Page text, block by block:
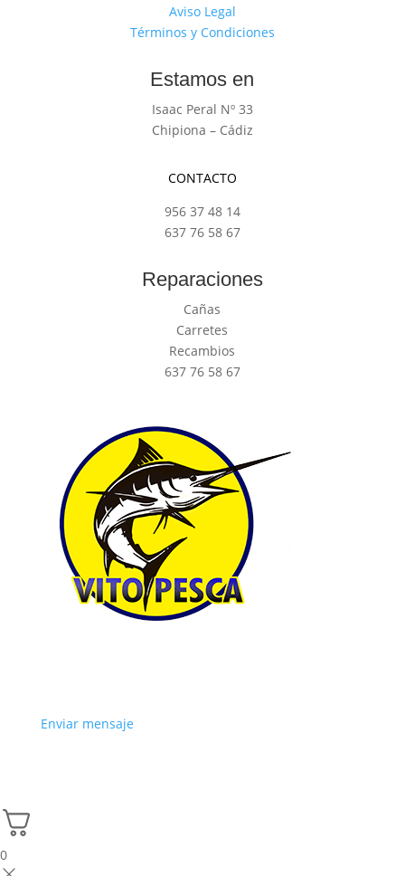
Aviso Legal
Términos y Condiciones
Estamos en
Isaac Peral Nº 33
Chipiona – Cádiz
CONTACTO
956 37 48 14
637 76 58 67
Reparaciones
Cañas
Carretes
Recambios
637 76 58 67
Enviar mensaje
0